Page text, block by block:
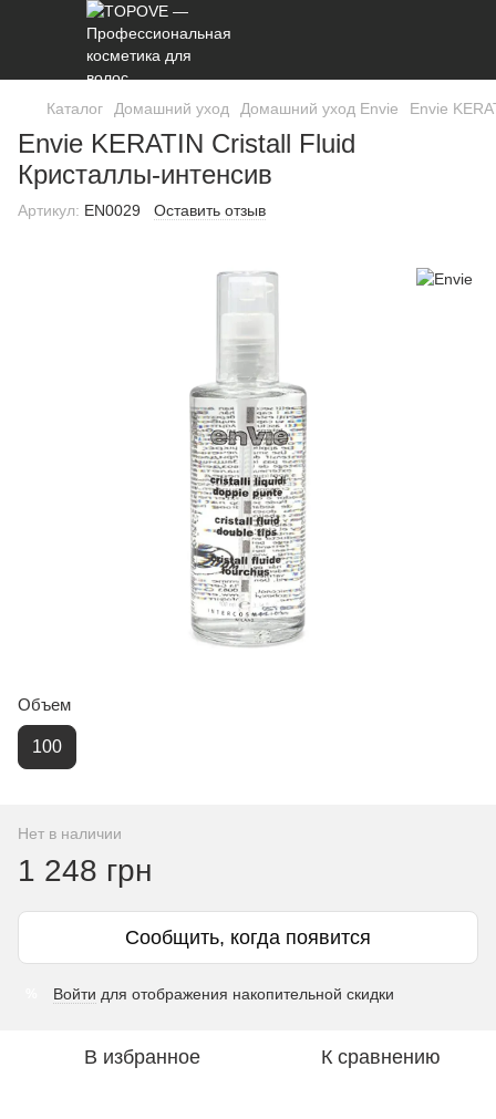
Каталог Домашний уход Домашний уход Envie Envie
Envie KERATIN Cristall Fluid
Кристаллы-интенсив
Артикул: EN0029 Оставить отзыв
Объем
100
Нет в наличии
1 248 грн
Сообщить, когда появится
Войти для отображения накопительной скидки
В избранное К сравнению